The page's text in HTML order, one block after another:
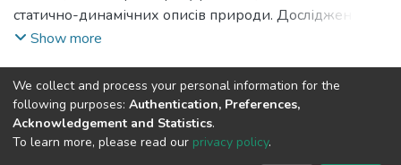
статично-динамічних описів природи. Дослідження
описових уривків дібраних з англомовних художніх
Show more
« 1(current)
2 3 »
DSpace software and SSPU named after A.S. Makarenko
We collect and process your personal information for the
following purposes: Authentication, Preferences,
Acknowledgement and Statistics.
To learn more, please read our privacy policy.